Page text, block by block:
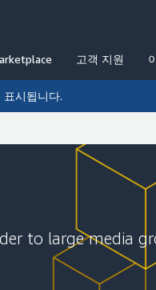
고객 지원
시됩니다.
to large media